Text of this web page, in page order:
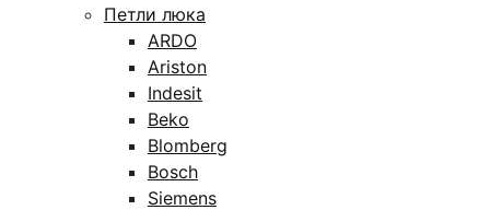
Петли люка
ARDO
Ariston
Indesit
Beko
Blomberg
Bosch
Siemens